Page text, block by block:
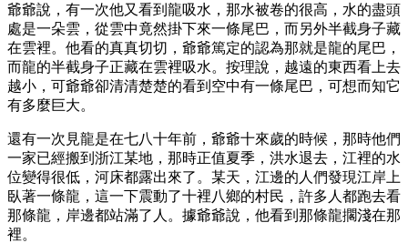
爺爺說，有一次他又看到龍吸水，那水被卷的很高，水的盡頭
處是一朵雲，從雲中竟然掛下來一條尾巴，而另外半截身子藏
在雲裡。他看的真真切切，爺爺篤定的認為那就是龍的尾巴，
而龍的半截身子正藏在雲裡吸水。按理說，越遠的東西看上去
越小，可爺爺卻清清楚楚的看到空中有一條尾巴，可想而知它
有多麼巨大。
還有一次見龍是在七八十年前，爺爺十來歲的時候，那時他們
一家已經搬到浙江某地，那時正值夏季，洪水退去，江裡的水
位變得很低，河床都露出來了。某天，江邊的人們發現江岸上
臥著一條龍，這一下震動了十裡八鄉的村民，許多人都跑去看
那條龍，岸邊都站滿了人。據爺爺說，他看到那條龍擱淺在那
裡。